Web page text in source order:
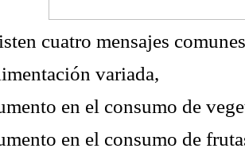
cuatro mensajes
variada,
en el consumo de
en el consumo de